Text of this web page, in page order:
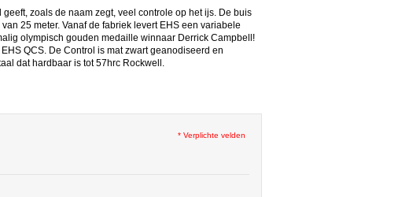
geeft, zoals de naam zegt, veel controle op het ijs. De buis
25 meter. Vanaf de fabriek levert EHS een variabele
olympisch gouden medaille winnaar Derrick Campbell!
QCS. De Control is mat zwart geanodiseerd en
dat hardbaar is tot 57hrc Rockwell.
* Verplichte velden